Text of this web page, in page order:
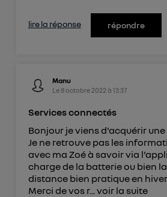
lire la réponse répondre
Manu
Le 8 octobre 2022 à 13:37
Services connectés
Bonjour je viens d'acquérir
Je ne retrouve pas les
avec ma Zoé à savoir via
charge de la batterie ou bien
distance bien pratique en
Merci de vos r... voir la suite